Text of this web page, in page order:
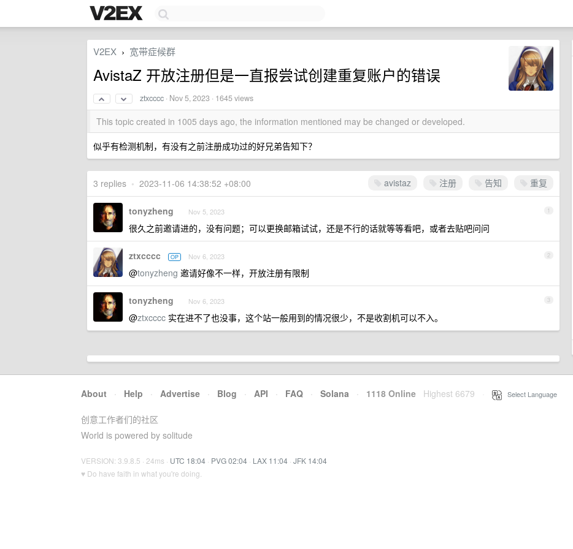
V2EX › 宽带症候群
AvistaZ 开放注册但是一直报尝试创建重复账户的错误
ztxcccc · Nov 5, 2023 · 1645 views
This topic created in 1005 days ago, the information mentioned may be changed or developed.
似乎有检测机制，有没有之前注册成功过的好兄弟告知下？
avistaz 注册 告知 重复
3 replies • 2023-11-06 14:38:52 +08:00
1
tonyzheng Nov 5, 2023
很久之前邀请进的，没有问题；可以更换邮箱试试，还是不行的话就等等看吧，或者去贴吧问问
2
ztxcccc OP Nov 6, 2023
@tonyzheng 邀请好像不一样，开放注册有限制
3
tonyzheng Nov 6, 2023
@ztxcccc 实在进不了也没事，这个站一般用到的情况很少，不是收割机可以不入。
About · Help · Advertise · Blog · API · FAQ · Solana · 1118 Online Highest 6679 Select Language
创意工作者们的社区
World is powered by solitude
VERSION: 3.9.8.5 · 24ms · UTC 18:04 · PVG 02:04 · LAX 11:04 · JFK 14:04
♥ Do have faith in what you're doing.